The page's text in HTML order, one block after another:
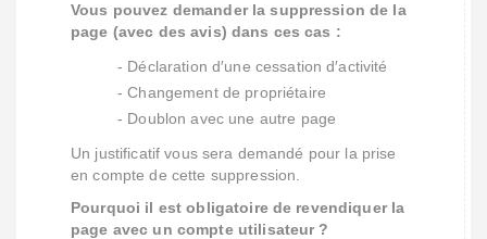
Vous pouvez demander la suppression de la
page (avec des avis) dans ces cas :
- Déclaration d′une cessation d′activité
- Changement de propriétaire
- Doublon avec une autre page
Un justificatif vous sera demandé pour la prise
en compte de cette suppression.
Pourquoi il est obligatoire de revendiquer la
page avec un compte utilisateur ?